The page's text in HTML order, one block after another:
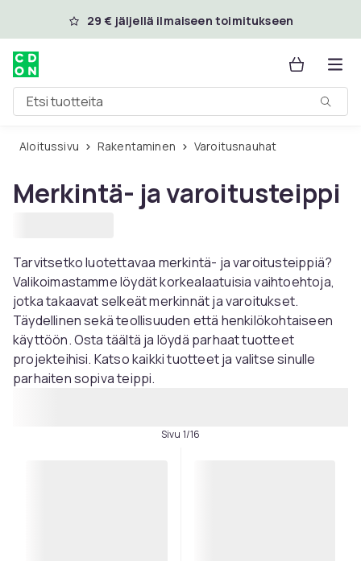
Ohita ja siirry pääsisältöön
29 € jäljellä ilmaiseen toimitukseen
Etsi tuotteita
Aloitussivu Rakentaminen Varoitusnauhat
Merkintä- ja varoitusteippi
Tarvitsetko luotettavaa merkintä- ja varoitusteippiä?
Valikoimastamme löydät korkealaatuisia vaihtoehtoja,
jotka takaavat selkeät merkinnät ja varoitukset.
Täydellinen sekä teollisuuden että henkilökohtaiseen
käyttöön. Osta täältä ja löydä parhaat tuotteet
projekteihisi. Katso kaikki tuotteet ja valitse sinulle
parhaiten sopiva teippi.
Sivu 1/16